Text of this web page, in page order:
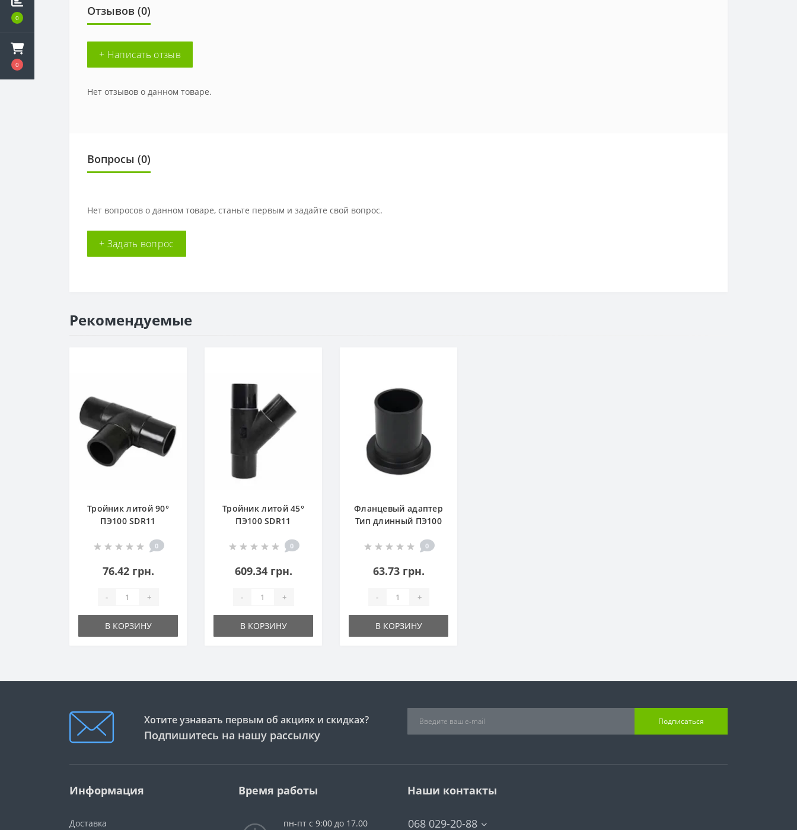
0
0
Отзывов (0)
+ Написать отзыв
Нет отзывов о данном товаре.
Вопросы (0)
Нет вопросов о данном товаре, станьте первым и задайте свой вопрос.
+ Задать вопрос
Рекомендуемые
Тройник литой 90°
ПЭ100 SDR11
0
76.42 грн.
- +
В КОРЗИНУ
Тройник литой 45°
ПЭ100 SDR11
0
609.34 грн.
- +
В КОРЗИНУ
Фланцевый адаптер
Тип длинный ПЭ100
0
63.73 грн.
- +
В КОРЗИНУ
Хотите узнавать первым об акциях и скидках?
Подпишитесь на нашу рассылку
Подписаться
Информация
Доставка
Время работы
пн-пт с 9:00 до 17.00
Наши контакты
068 029-20-88